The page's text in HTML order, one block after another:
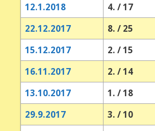
12.1.2018
4. / 17
22.12.2017
8. / 25
15.12.2017
2. / 15
16.11.2017
2. / 14
13.10.2017
1. / 18
29.9.2017
3. / 10